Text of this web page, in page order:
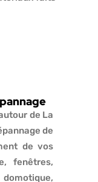
de La
de
de vos
fenêtres,